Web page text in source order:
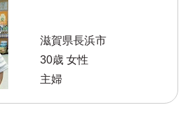
滋賀県長浜市
30歳 女性
主婦